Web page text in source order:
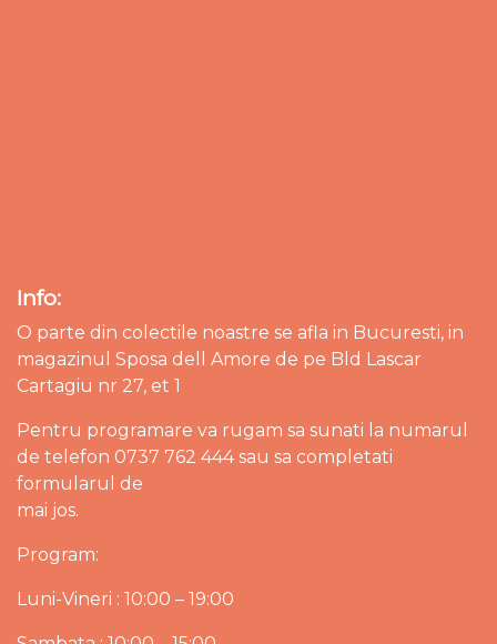
Info:
O parte din colectile noastre se afla in Bucuresti, in
magazinul Sposa dell Amore de pe Bld Lascar
Cartagiu nr 27, et 1
Pentru programare va rugam sa sunati la numarul
de telefon 0737 762 444 sau sa completati
formularul de
mai jos.
Program:
Luni-Vineri : 10:00 – 19:00